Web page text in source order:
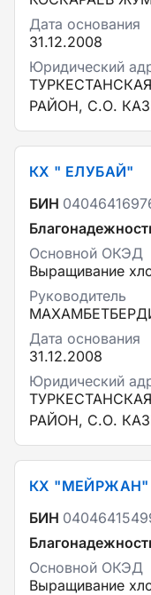
Дата основания
31.12.2008
Юридический
РАЙОН, С.О.
КХ " ЕЛУБАЙ"
БИН
Основной ОКЭД
Выращивание
Руководитель
Дата основания
31.12.2008
Юридический
РАЙОН, С.О.
КХ "МЕЙРЖАН"
БИН
Основной ОКЭД
Выращивание